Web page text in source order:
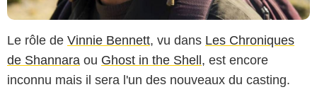
Le rôle de Vinnie Bennett, vu dans Les Chroniques
de Shannara ou Ghost in the Shell, est encore
inconnu mais il sera l'un des nouveaux du casting.